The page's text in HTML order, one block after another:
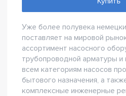
Уже более полувека
поставляет на мировой
ассортимент насосного
трубопроводной арматуры
всем категориям насосов
бытового назначения, а
комплексные инженерные